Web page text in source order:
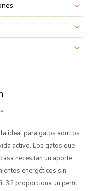
ideal para gatos adultos
activo. Los gatos que
necesitan un aporte
energéticos sin
32 proporciona un perfil